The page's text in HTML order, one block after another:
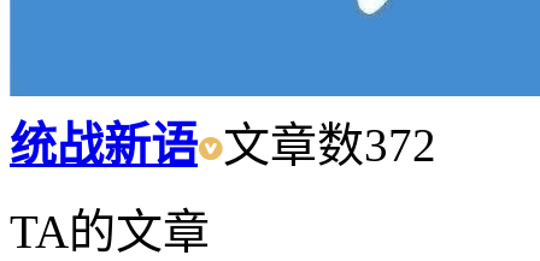
统战新语 文章数372
TA的文章